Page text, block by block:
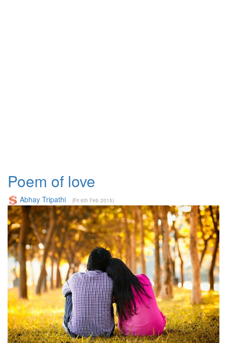
Poem of love
Abhay Tripathi (Fri 6th Feb 2015)